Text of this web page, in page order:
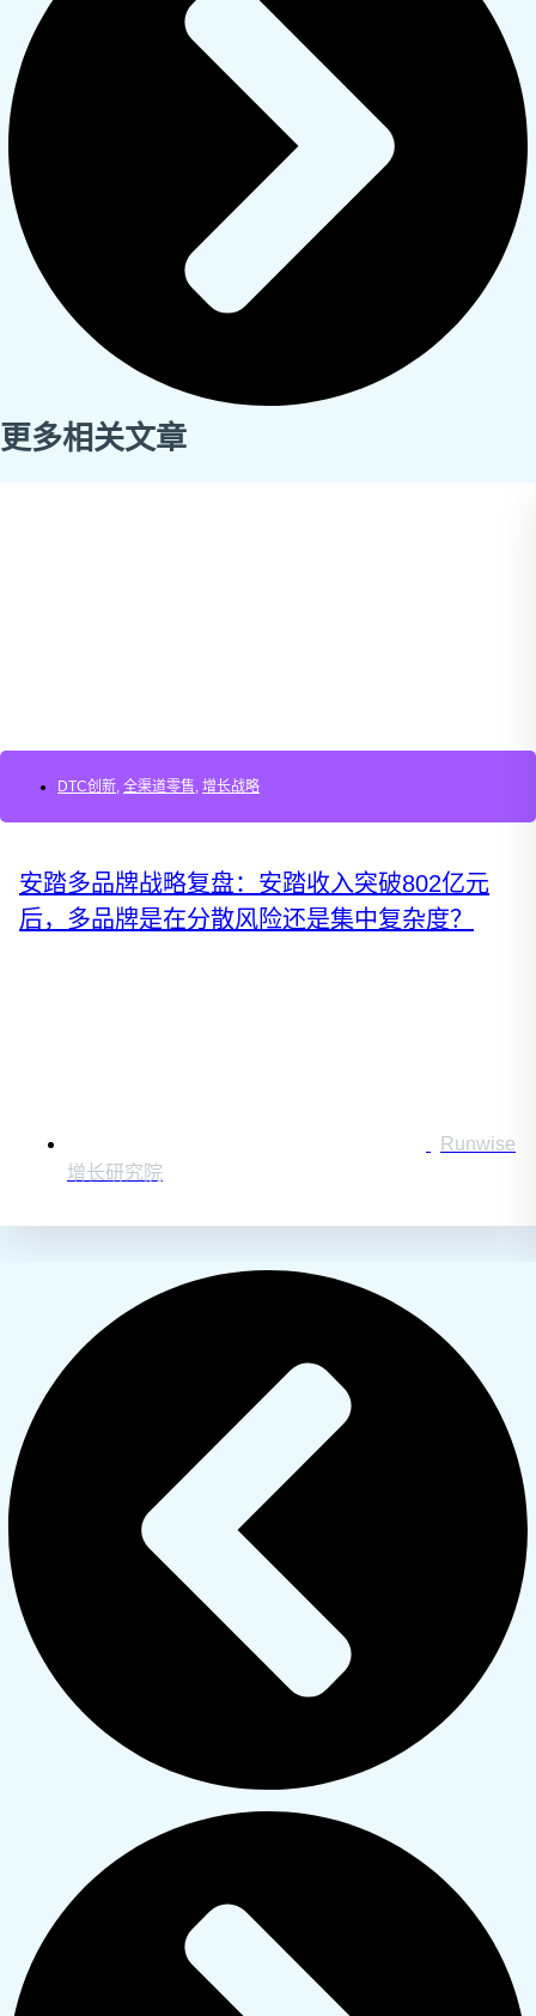
更多相关文章
DTC创新, 全渠道零售, 增长战略
安踏多品牌战略复盘：安踏收入突破802亿元
后，多品牌是在分散风险还是集中复杂度？
Runwise
增长研究院